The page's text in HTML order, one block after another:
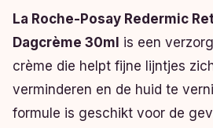
La Roche-Posay Redermic
Dagcrème 30ml is een
crème die helpt fijne lijntjes
verminderen en de huid te
formule is geschikt voor de